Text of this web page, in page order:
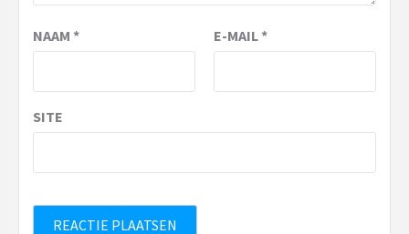
NAAM * E-MAIL*
SITE